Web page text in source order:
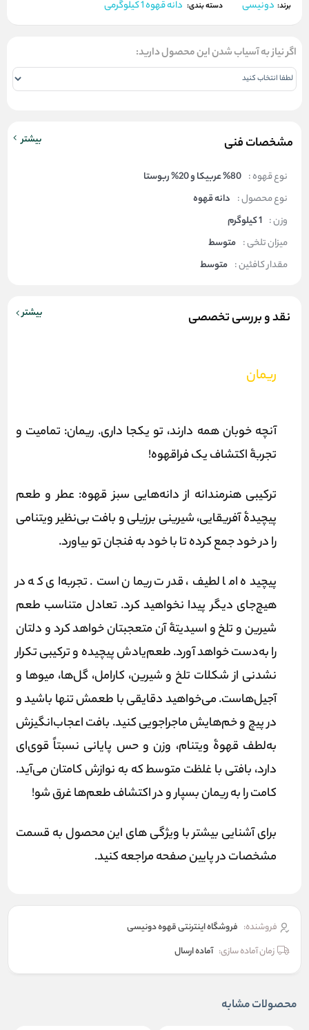
برند: دونیسی دسته بندی: دانه قهوه 1 کیلوگرمی
مشخصات فنی بیشتر
نوع قهوه : %80 عربیکا و 20% ربوستا
نوع محصول : دانه قهوه
وزن : 1 کیلوگرم
میزان تلخی : متوسط
مقدار کافئین : متوسط
نقد و بررسی تخصصی بیشتر
ریمان
آنچه خوبان همه دارند، تو یکجا داری. ریمان: تمامیت و
تجربۀ اکتشاف یک فراقهوه!
ترکیبی هنرمندانه از دانه‌هایی سبز قهوه: عطر و طعم
پیچیدۀ آفریقایی، شیرینی برزیلی و بافت بی‌نظیر ویتنامی
را در خود جمع کرده تا با خود به فنجان تو بیاورد.
پیچیده اما لطیف، قدرت ریمان است. تجربه‌ای که در
هیچ‌جای دیگر پیدا نخواهید کرد. تعادل متناسب طعم
شیرین و تلخ و اسیدیتۀ آن متعجبتان خواهد کرد و دلتان
را به‌دست خواهد ‌آورد. طعم‌یادش پیچیده و ترکیبی تکرار
نشدنی‌ از شکلات تلخ و شیرین، کارامل، گل‌ها، میوها و
آجیل‌هاست. می‌خواهید دقایقی با طعمش تنها باشید و
در پیچ و خم‌هایش ماجراجویی کنید. بافت اعجاب‌انگیزش
به‌لطف قهوۀ ویتنام، وزن و حس پایانی نسبتاً قوی‌ای
دارد، بافتی با غلظت متوسط که به نوازش کامتان می‌آید.
کامت را به ریمان بسپار و در اکتشاف طعم‌ها غرق شو!
برای آشنایی بیشتر با ویژگی های این محصول به قسمت
مشخصات در پایین صفحه مراجعه کنید.
فروشنده: فروشگاه اینترنتی قهوه دونیسی
زمان آماده سازی: آماده ارسال
اگر نیاز به آسیاب شدن این محصول دارید:
محصولات مشابه